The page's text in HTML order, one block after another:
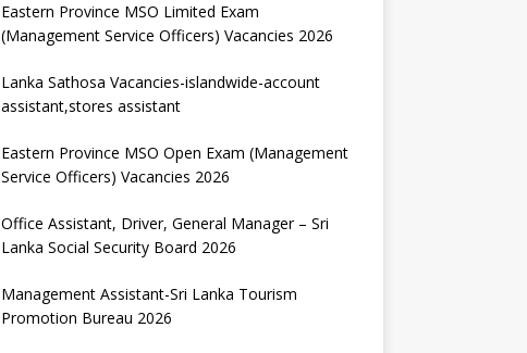
Eastern Province MSO Limited Exam
(Management Service Officers) Vacancies 2026
Lanka Sathosa Vacancies-islandwide-account
assistant,stores assistant
Eastern Province MSO Open Exam (Management
Service Officers) Vacancies 2026
Office Assistant, Driver, General Manager – Sri
Lanka Social Security Board 2026
Management Assistant-Sri Lanka Tourism
Promotion Bureau 2026